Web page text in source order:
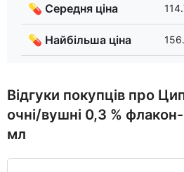
💊 Середня ціна
💊 Найбільша ціна
Відгуки покупців про
очні/вушні 0,3 %
мл